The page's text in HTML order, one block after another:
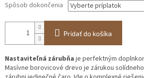
Spôsob dokončenia
Pridať do košíka
Nastaviteľná zárubňa je perfektným
Masívne borovicové drevo je zárukou